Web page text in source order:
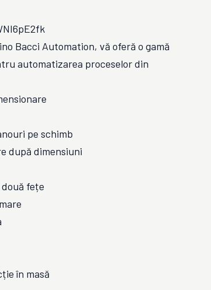
Bacci Automation, vă oferă o gamă
automatizarea proceselor din
pe schimb
după dimensiuni
fețe
în masă